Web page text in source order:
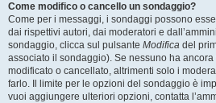
Come modifico o cancello un sondaggio?
Come per i messaggi, i sondaggi possono
dai rispettivi autori, dai moderatori e
sondaggio, clicca sul pulsante Modifica del
associato il sondaggio). Se nessuno ha
modificato o cancellato, altrimenti solo i
farlo. Il limite per le opzioni del sondaggio è
vuoi aggiungere ulteriori opzioni, contatta